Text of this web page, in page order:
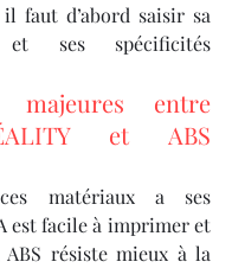
il faut d’abord saisir sa
et ses spécificités
majeures entre
et ABS
matériaux a ses
est facile à imprimer et
ABS résiste mieux à la